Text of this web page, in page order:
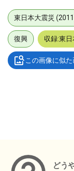
東日本大震災
復興 収録:東
この画像に似
どう